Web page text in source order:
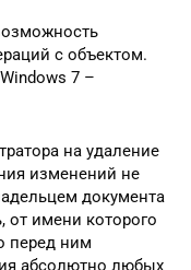
с объектом.
7 –
на удаление
изменений не
документа
от имени которого
перед ним
абсолютно любых